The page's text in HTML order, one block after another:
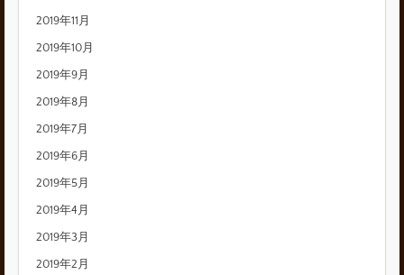
2019年11月
2019年10月
2019年9月
2019年8月
2019年7月
2019年6月
2019年5月
2019年4月
2019年3月
2019年2月